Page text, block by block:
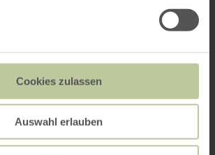
Cookies zulassen
Auswahl erlauben